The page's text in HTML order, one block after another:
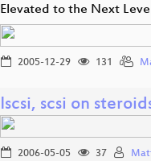
Elevated to the Next
2005-12-29 131
Iscsi, scsi on
2006-05-05 37